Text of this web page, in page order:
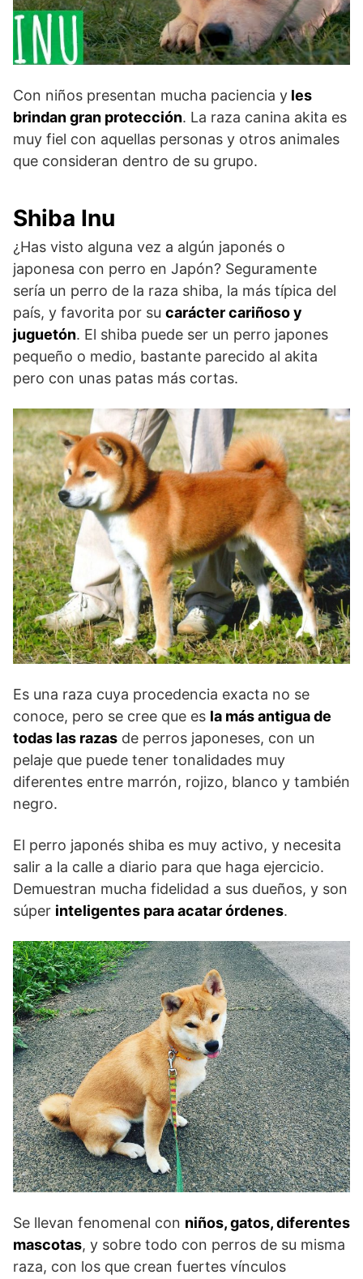
Con niños presentan mucha paciencia y les
brindan gran protección. La raza canina akita es
muy fiel con aquellas personas y otros animales
que consideran dentro de su grupo.
Shiba Inu
¿Has visto alguna vez a algún japonés o
japonesa con perro en Japón? Seguramente
sería un perro de la raza shiba, la más típica del
país, y favorita por su carácter cariñoso y
juguetón. El shiba puede ser un perro japones
pequeño o medio, bastante parecido al akita
pero con unas patas más cortas.
Es una raza cuya procedencia exacta no se
conoce, pero se cree que es la más antigua de
todas las razas de perros japoneses, con un
pelaje que puede tener tonalidades muy
diferentes entre marrón, rojizo, blanco y también
negro.
El perro japonés shiba es muy activo, y necesita
salir a la calle a diario para que haga ejercicio.
Demuestran mucha fidelidad a sus dueños, y son
súper inteligentes para acatar órdenes.
Se llevan fenomenal con niños, gatos, diferentes
mascotas, y sobre todo con perros de su misma
raza, con los que crean fuertes vínculos